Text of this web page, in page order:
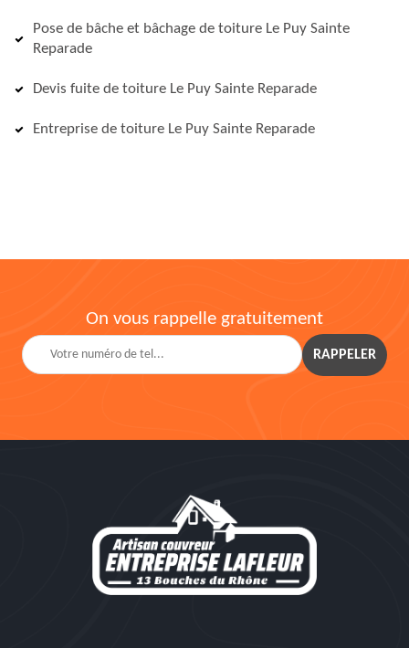
Pose de bâche et bâchage de toiture Le Puy Sainte
Reparade
Devis fuite de toiture Le Puy Sainte Reparade
Entreprise de toiture Le Puy Sainte Reparade
On vous rappelle gratuitement